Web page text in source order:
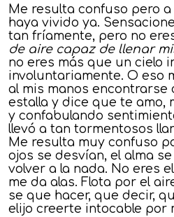
Me resulta confuso pero
haya vivido ya.
tan fríamente, pero no
de aire capaz de llenar
no eres más que un cielo
involuntariamente. O eso
al mis manos encontrarse
estalla y dice que te amo,
y confabulando
llevó a tan tormentosos
Me resulta muy confuso
ojos se desvían, el alma
volver a la nada. No eres
me da alas. Flota por el
se que hacer, que decir,
elijo creerte intocable por